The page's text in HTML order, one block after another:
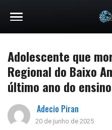
Adolescente que
Regional do Baixo
último ano do
Adecio Piran
20 de junho de 2025